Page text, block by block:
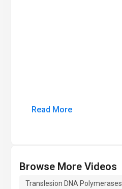
Read More
Browse More Videos
Translesion DNA Polymerases